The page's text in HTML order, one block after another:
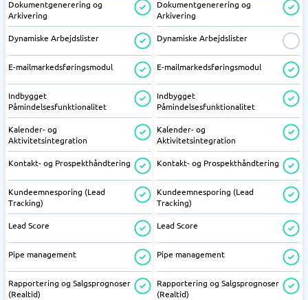
Dokumentgenerering og
Arkivering
Dynamiske Arbejdslister
E-mailmarkedsføringsmodul
Indbygget
Påmindelsesfunktionalitet
Kalender- og
Aktivitetsintegration
Kontakt- og Prospekthåndtering
Kundeemnesporing (Lead
Tracking)
Lead Score
Pipe management
Rapportering og Salgsprognoser
(Realtid)
Dokumentgenerering og
Arkivering
Dynamiske Arbejdslister
E-mailmarkedsføringsmodul
Indbygget
Påmindelsesfunktionalitet
Kalender- og
Aktivitetsintegration
Kontakt- og Prospekthåndtering
Kundeemnesporing (Lead
Tracking)
Lead Score
Pipe management
Rapportering og Salgsprognoser
(Realtid)